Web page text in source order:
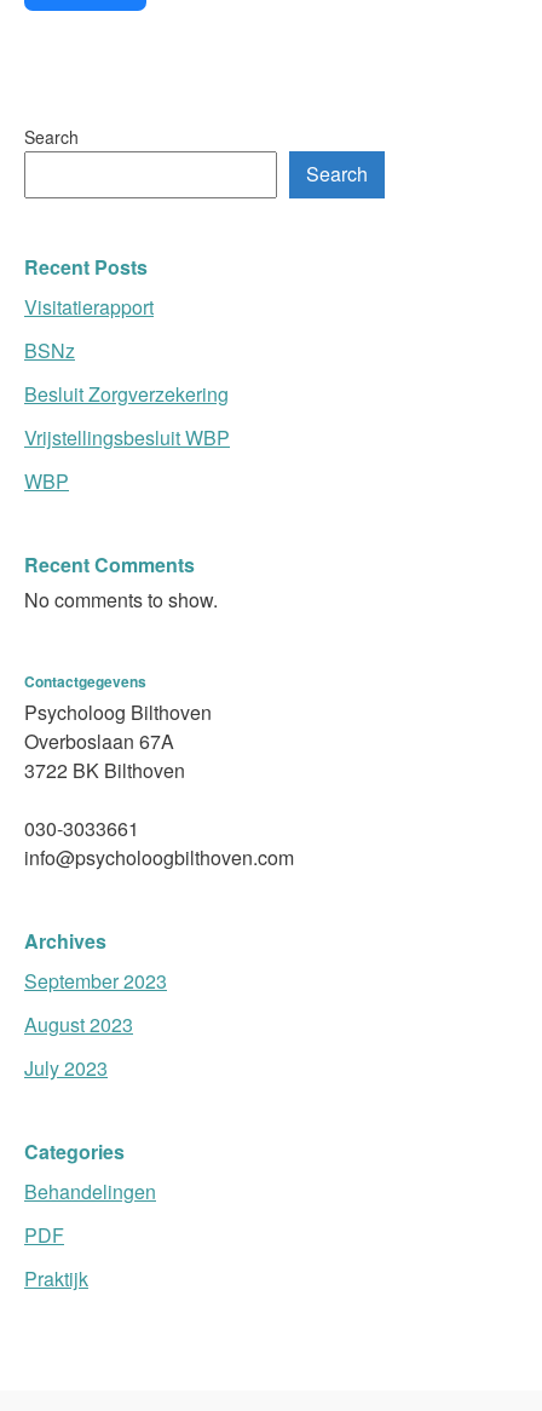
Search
Search
Recent Posts
Visitatierapport
BSNz
Besluit Zorgverzekering
Vrijstellingsbesluit WBP
WBP
Recent Comments
No comments to show.
Contactgegevens
Psycholoog Bilthoven
Overboslaan 67A
3722 BK Bilthoven
030-3033661
info@psycholoogbilthoven.com
Archives
September 2023
August 2023
July 2023
Categories
Behandelingen
PDF
Praktijk